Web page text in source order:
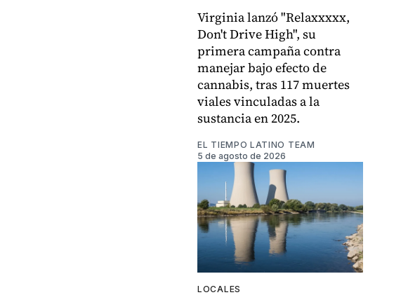
Virginia lanzó "Relaxxxxx,
Don't Drive High", su
primera campaña contra
manejar bajo efecto de
cannabis, tras 117 muertes
viales vinculadas a la
sustancia en 2025.
EL TIEMPO LATINO TEAM
5 de agosto de 2026
LOCALES